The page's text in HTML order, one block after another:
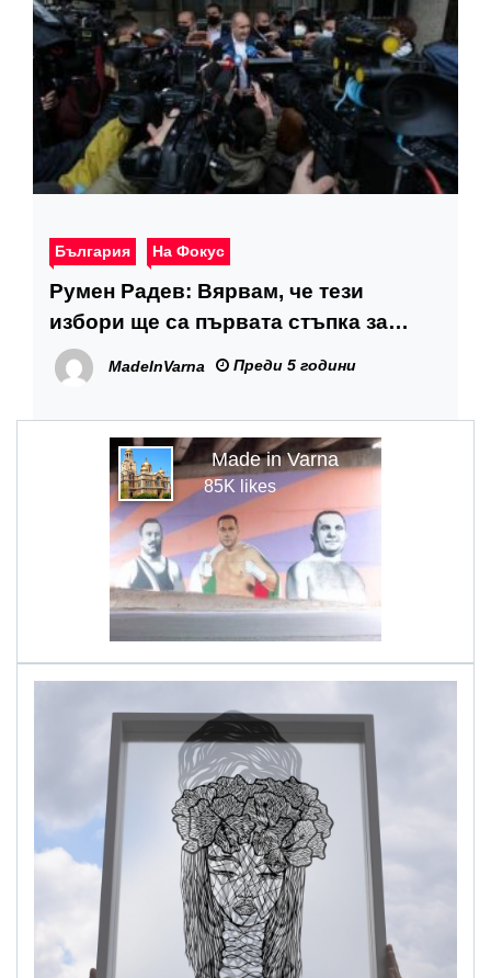
България На Фокус
Румен Радев: Вярвам, че тези
избори ще са първата стъпка за
връщането ни към нормалността и
осъзнаването на огромния
MadeInVarna Преди 5 години
Made in Varna
85K likes